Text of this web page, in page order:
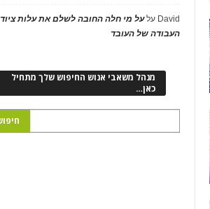
David עלעל מי חלה החובה לשלם את עלות ציוד
העבודה של העובד
מנהל משאבי אנוש החיפוש שלך מתחיל
כאן…